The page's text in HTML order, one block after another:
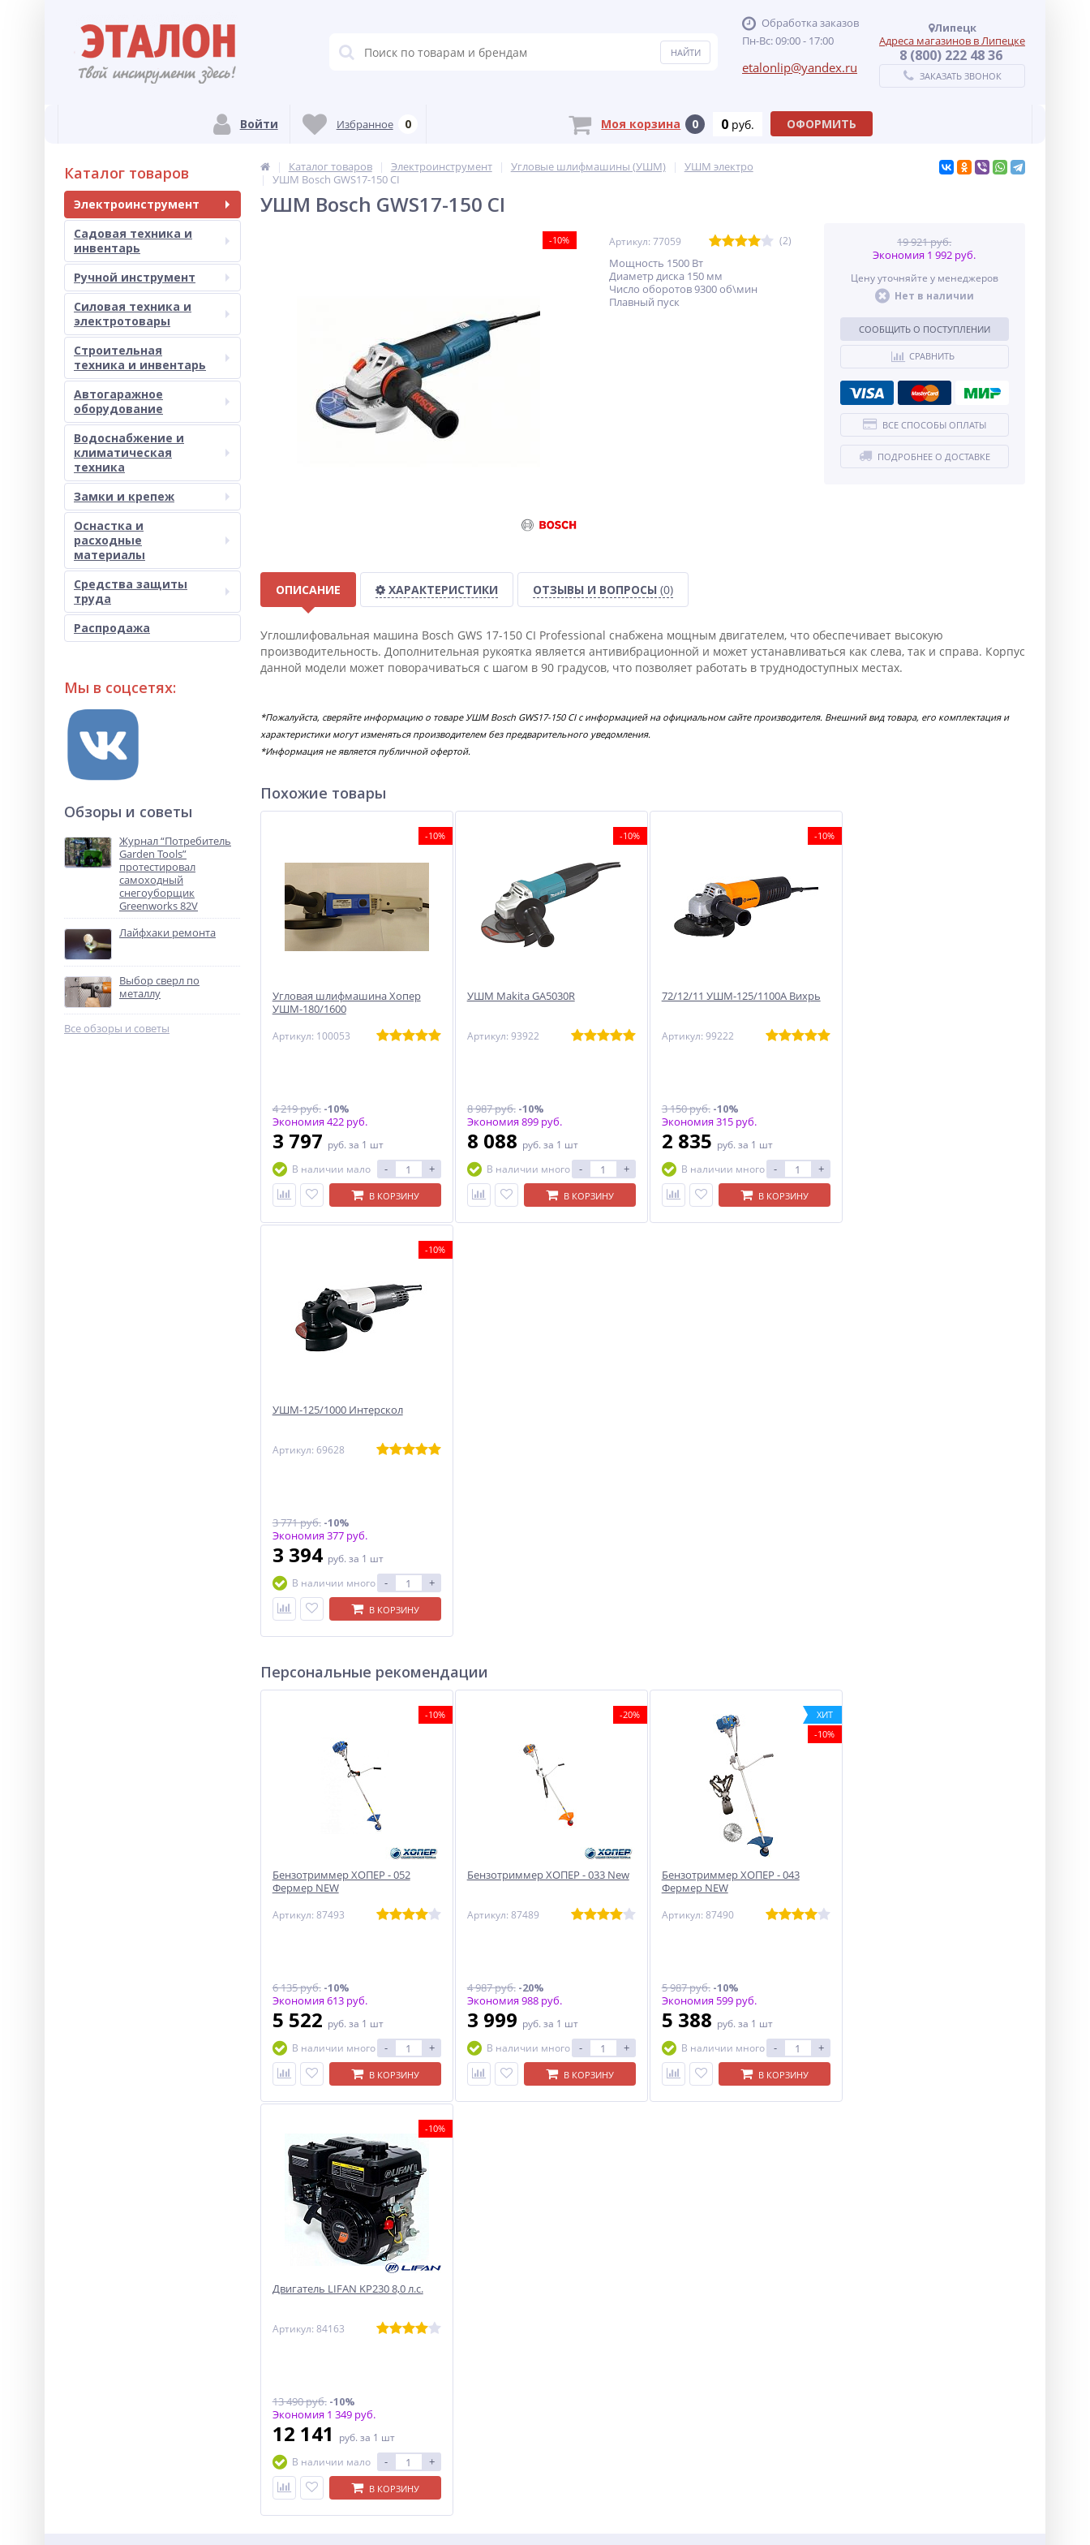
Обработка заказов
Пн-Вс: 09:00 - 17:00
etalonlip@yandex.ru
Липецк
Адреса магазинов в Липецке
8 (800) 222 48 36
ЗАКАЗАТЬ ЗВОНОК
Войти Избранное 0 Моя корзина 0 0 руб. ОФОРМИТЬ
Каталог товаров
Электроинструмент
Садовая техника и
инвентарь
Ручной инструмент
Силовая техника и
электротовары
Строительная
техника и инвентарь
Автогаражное
оборудование
Водоснабжение и
климатическая
техника
Замки и крепеж
Оснастка и
расходные
материалы
Средства защиты
труда
Распродажа
Мы в соцсетях:
Обзоры и советы
Журнал “Потребитель
Garden Tools”
протестировал
самоходный
снегоуборщик
Greenworks 82V
Лайфхаки ремонта
Выбор сверл по
металлу
Все обзоры и советы
Каталог товаров Электроинструмент Угловые шлифмашины (УШМ)
УШМ электро
УШМ Bosch GWS17-150 CI
УШМ Bosch GWS17-150 CI
-10% Артикул: 77059 (2)
Мощность 1500 Вт
Диаметр диска 150 мм
Число оборотов 9300 об\мин
Плавный пуск
19 921 руб.
Экономия 1 992 руб.
Цену уточняйте у менеджеров
Нет в наличии
СООБЩИТЬ О ПОСТУПЛЕНИИ
СРАВНИТЬ
ВСЕ СПОСОБЫ ОПЛАТЫ
ПОДРОБНЕЕ О ДОСТАВКЕ
ОПИСАНИЕ ХАРАКТЕРИСТИКИ ОТЗЫВЫ И ВОПРОСЫ (0)
Углошлифовальная машина Bosch GWS 17-150 CI Professional снабжена мощным двигателем, что обеспечивает высокую
производительность. Дополнительная рукоятка является антивибрационной и может устанавливаться как слева, так и справа. Корпус
данной модели может поворачиваться с шагом в 90 градусов, что позволяет работать в труднодоступных местах.
*Пожалуйста, сверяйте информацию о товаре УШМ Bosch GWS17-150 CI с информацией на официальном сайте производителя. Внешний вид товара, его комплектация и
характеристики могут изменяться производителем без предварительного уведомления.
*Информация не является публичной офертой.
Похожие товары
-10%
Угловая шлифмашина Хопер
УШМ-180/1600
Артикул: 100053
4 219 руб.-10%
Экономия 422 руб.
3 797 руб. за 1 шт
В наличии мало
- +
В КОРЗИНУ
-10%
УШМ Makita GA5030R
Артикул: 93922
8 987 руб.-10%
Экономия 899 руб.
8 088 руб. за 1 шт
В наличии много
- +
В КОРЗИНУ
-10%
72/12/11 УШМ-125/1100А Вихрь
Артикул: 99222
3 150 руб.-10%
Экономия 315 руб.
2 835 руб. за 1 шт
В наличии много
- +
В КОРЗИНУ
-10%
УШМ-125/1000 Интерскол
Артикул: 69628
3 771 руб.-10%
Экономия 377 руб.
3 394 руб. за 1 шт
В наличии много
- +
В КОРЗИНУ
Персональные рекомендации
-10%
Бензотриммер ХОПЕР - 052
Фермер NEW
Артикул: 87493
6 135 руб.-10%
Экономия 613 руб.
5 522 руб. за 1 шт
В наличии много
- +
В КОРЗИНУ
-20%
Бензотриммер ХОПЕР - 033 New
Артикул: 87489
4 987 руб.-20%
Экономия 988 руб.
3 999 руб. за 1 шт
В наличии много
- +
В КОРЗИНУ
ХИТ
-10%
Бензотриммер ХОПЕР - 043
Фермер NEW
Артикул: 87490
5 987 руб.-10%
Экономия 599 руб.
5 388 руб. за 1 шт
В наличии много
- +
В КОРЗИНУ
-10%
Двигатель LIFAN KP230 8,0 л.с.
Артикул: 84163
13 490 руб.-10%
Экономия 1 349 руб.
12 141 руб. за 1 шт
В наличии мало
- +
В КОРЗИНУ